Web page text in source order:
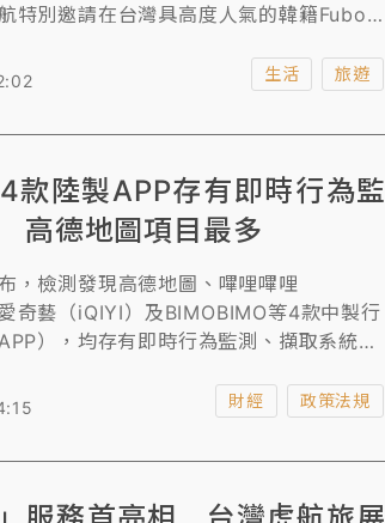
特別邀請在台灣具高度人氣的韓籍Fubon
旅遊體驗，星宇航空策略長劉允富表示，
北、台中雙點直飛，為北中南乘客提供更
生活 旅遊
款陸製APP存有即時行為監
高德地圖項目最多
，檢測發現高德地圖、嗶哩嗶哩
奇藝（iQIYI）及BIMOBIMO等4款中製行
），均存有即時行為監測、擷取系統資
業系統達11項，iOS作業系統則有8項。
財經 政策法規